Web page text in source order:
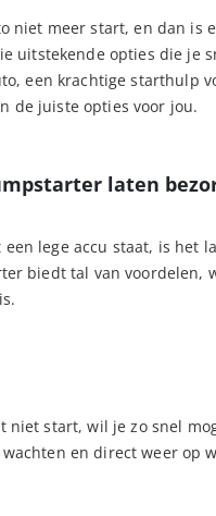
niet meer start, en dan
uitstekende opties die je
een krachtige starthulp
de juiste opties voor jou.
laten
lege accu staat, is het
biedt tal van voordelen,
niet start, wil je zo snel
en direct weer op